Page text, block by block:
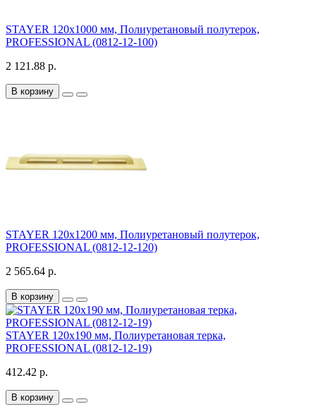
STAYER 120x1000 мм, Полиуретановый полутерок,
PROFESSIONAL (0812-12-100)
2 121.88 р.
В корзину
STAYER 120x1200 мм, Полиуретановый полутерок,
PROFESSIONAL (0812-12-120)
2 565.64 р.
В корзину
STAYER 120x190 мм, Полиуретановая терка,
PROFESSIONAL (0812-12-19)
412.42 р.
В корзину